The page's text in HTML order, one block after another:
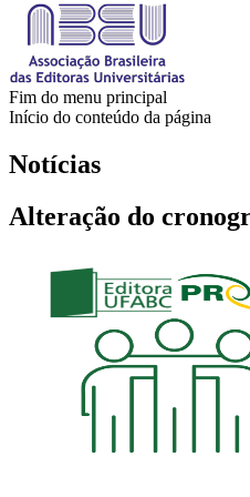
Fim do menu principal
Início do conteúdo da página
Notícias
Alteração do